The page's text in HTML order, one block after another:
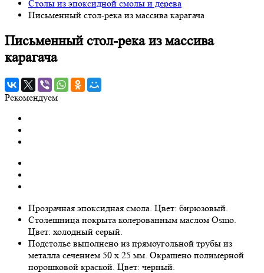
Столы из эпоксидной смолы и дерева
Письменный стол-река из массива карагача
Письменный стол-река из массива
карагача
Рекомендуем
Прозрачная эпоксидная смола. Цвет: бирюзовый.
Столешница покрыта колерованным маслом Osmo.
Цвет: холодный серый.
Подстолье выполнено из прямоугольной трубы из
металла сечением 50 х 25 мм. Окрашено полимерной
порошковой краской. Цвет: черный.